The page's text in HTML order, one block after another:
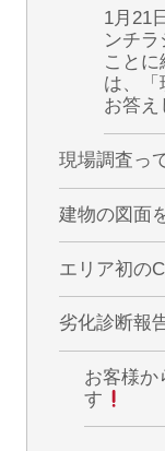
1月21
ンチ
こと
は、「
お答え
現場調査っ
建物の図面
エリア初の
劣化診断報
お客様か
す